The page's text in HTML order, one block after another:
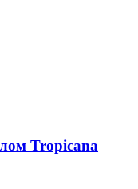
Tropicana